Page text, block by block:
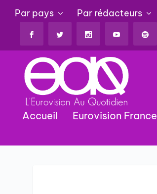
Par pays Par rédacteurs
Accueil Eurovision France